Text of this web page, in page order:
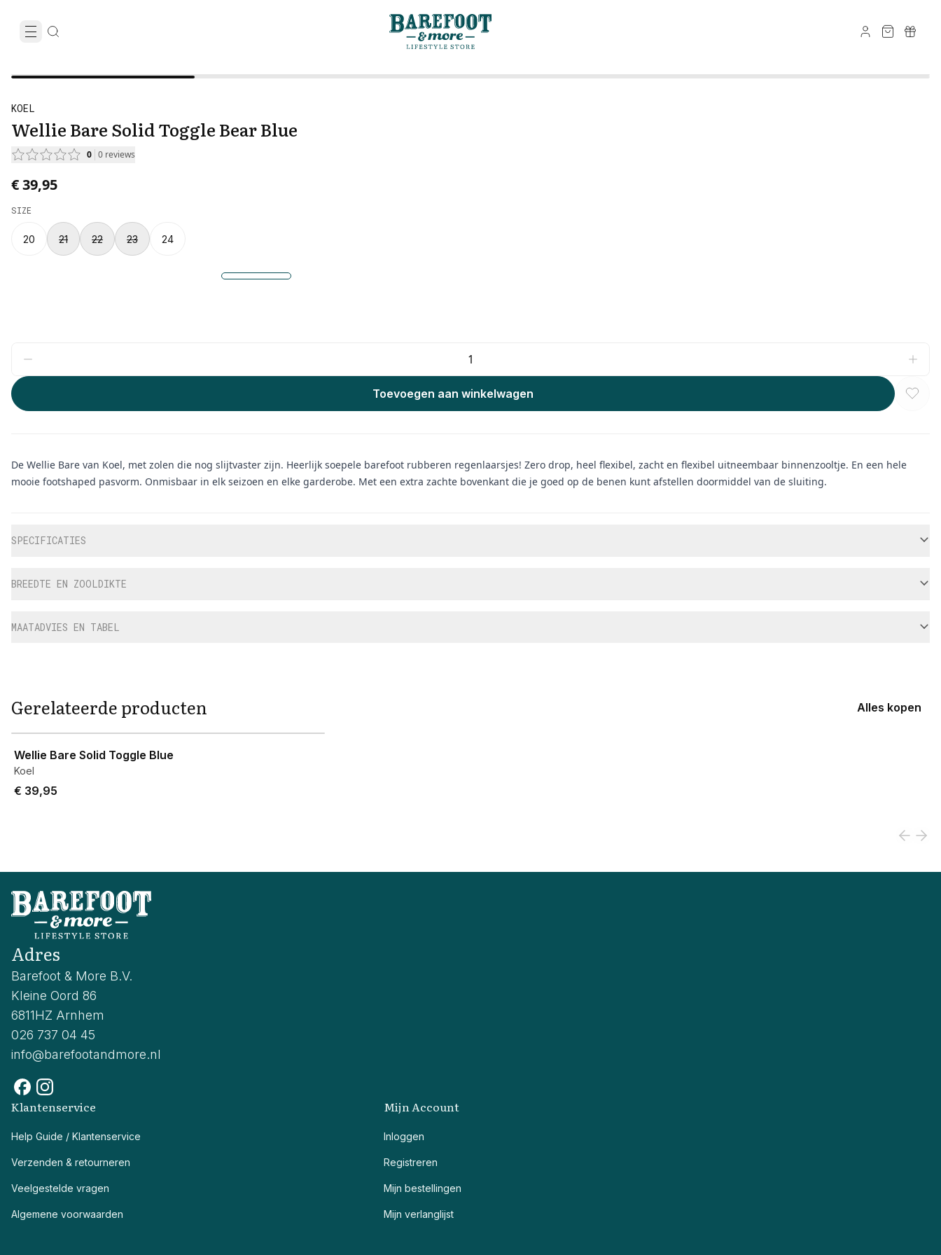
KOEL
Wellie Bare Solid Toggle Bear Blue
0 0 reviews
€ 39,95
SIZE
20 21 22 23 24
Toevoegen aan winkelwagen
De Wellie Bare van Koel, met zolen die nog slijtvaster zijn. Heerlijk soepele barefoot rubberen regenlaarsjes! Zero drop, heel flexibel, zacht en flexibel uitneembaar binnenzooltje. En een hele
mooie footshaped pasvorm. Onmisbaar in elk seizoen en elke garderobe. Met een extra zachte bovenkant die je goed op de benen kunt afstellen doormiddel van de sluiting.
SPECIFICATIES
BREEDTE EN ZOOLDIKTE
MAATADVIES EN TABEL
Gerelateerde producten Alles kopen
Wellie Bare Solid Toggle Blue
Koel
€ 39,95
Adres
Barefoot & More B.V.
Kleine Oord 86
6811HZ Arnhem
026 737 04 45
info@barefootandmore.nl
Klantenservice
Help Guide / Klantenservice
Verzenden & retourneren
Veelgestelde vragen
Algemene voorwaarden
Mijn Account
Inloggen
Registreren
Mijn bestellingen
Mijn verlanglijst